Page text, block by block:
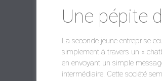
Une pépite
La seconde jeune entreprise
simplement à travers un «
en envoyant un simple
intermédiaire. Cette société